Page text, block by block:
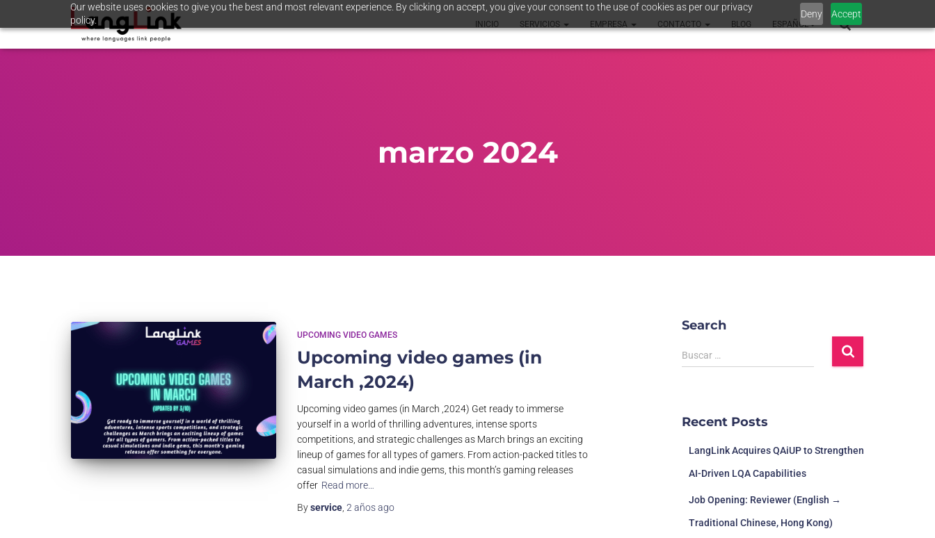
Our website uses cookies to give you the best and most relevant experience. By clicking on accept, you give your consent to the use of cookies as per our privacy
policy.
Deny Accept
INICIO SERVICIOS EMPRESA CONTACTO BLOG ESPAÑOL
marzo 2024
UPCOMING VIDEO GAMES
Upcoming video games (in
March ,2024)
Upcoming video games (in March ,2024) Get ready to immerse
yourself in a world of thrilling adventures, intense sports
competitions, and strategic challenges as March brings an exciting
lineup of games for all types of gamers. From action-packed titles to
casual simulations and indie gems, this month’s gaming releases
offer Read more…
Byservice 2 añosago
Search
Buscar …
Recent Posts
LangLink Acquires QAiUP to Strengthen
AI-Driven LQA Capabilities
Job Opening: Reviewer (English →
Traditional Chinese, Hong Kong)